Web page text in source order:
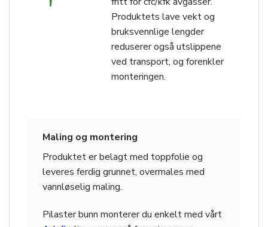
Produktets lave vekt og
bruksvennlige lengder
reduserer også utslippene
ved transport, og forenkler
monteringen.
Maling og montering
Produktet er belagt med toppfolie og
leveres ferdig grunnet, overmales med
vannløselig maling.
Pilaster bunn monterer du enkelt med vårt